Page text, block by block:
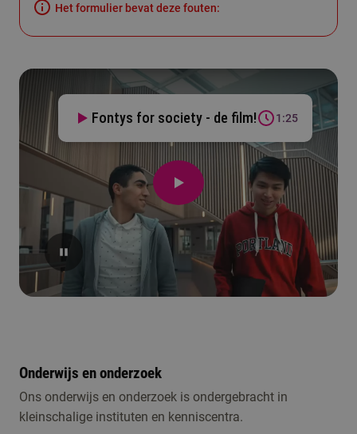
Het formulier bevat deze fouten:
Fontys for society - de film! 1:25
Onderwijs en onderzoek
Ons onderwijs en onderzoek is ondergebracht in
kleinschalige instituten en kenniscentra.